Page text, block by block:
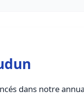
dans notre